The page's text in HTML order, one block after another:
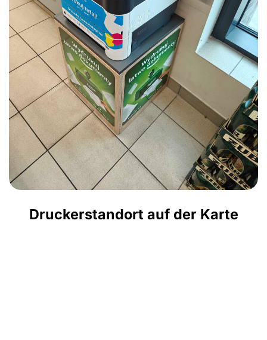
Druckerstandort auf der Karte